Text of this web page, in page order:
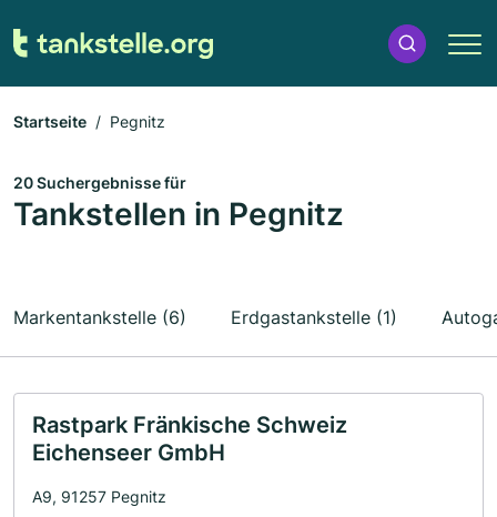
Startseite Pegnitz
20 Suchergebnisse für
Tankstellen in Pegnitz
Markentankstelle (6) Erdgastankstelle (1)
Rastpark Fränkische Schweiz
Eichenseer GmbH
A9, 91257 Pegnitz